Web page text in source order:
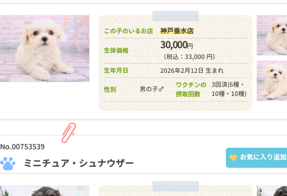
この子のいるお店 神戸垂水店
生体価格 30,000円
（税込：33,000 円）
生年月日
2026年2月12日 生まれ
性別 男の子♂
ワクチンの
摂取回数
3回済(6種・
10種・10種)
No.00753539
ミニチュア・シュナウザー お気に入り追加